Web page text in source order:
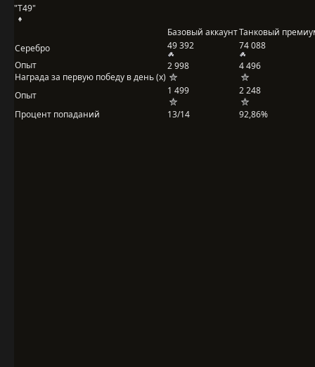
"T49"
Базовый аккаунтТанковый
Серебро
49 392
74 088
Опыт
Награда за первую победу в день (x)
2 998 4 496
Опыт 1 499
2 248
Процент попаданий
13/14 92,86%